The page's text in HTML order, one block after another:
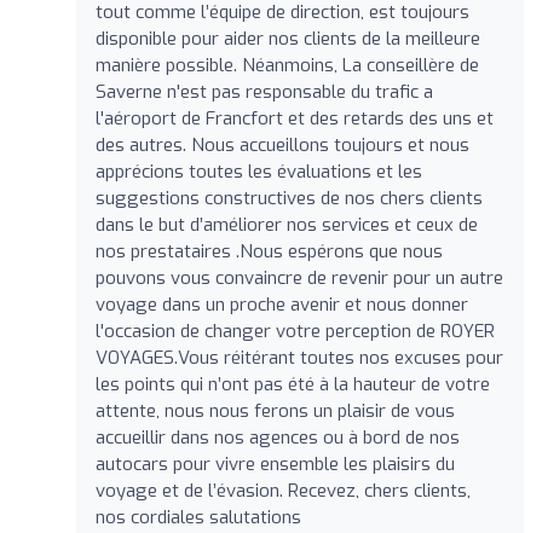
tout comme l’équipe de direction, est toujours
disponible pour aider nos clients de la meilleure
manière possible. Néanmoins, La conseillère de
Saverne n'est pas responsable du trafic a
l'aéroport de Francfort et des retards des uns et
des autres. Nous accueillons toujours et nous
apprécions toutes les évaluations et les
suggestions constructives de nos chers clients
dans le but d’améliorer nos services et ceux de
nos prestataires .Nous espérons que nous
pouvons vous convaincre de revenir pour un autre
voyage dans un proche avenir et nous donner
l'occasion de changer votre perception de ROYER
VOYAGES.Vous réitérant toutes nos excuses pour
les points qui n’ont pas été à la hauteur de votre
attente, nous nous ferons un plaisir de vous
accueillir dans nos agences ou à bord de nos
autocars pour vivre ensemble les plaisirs du
voyage et de l’évasion. Recevez, chers clients,
nos cordiales salutations